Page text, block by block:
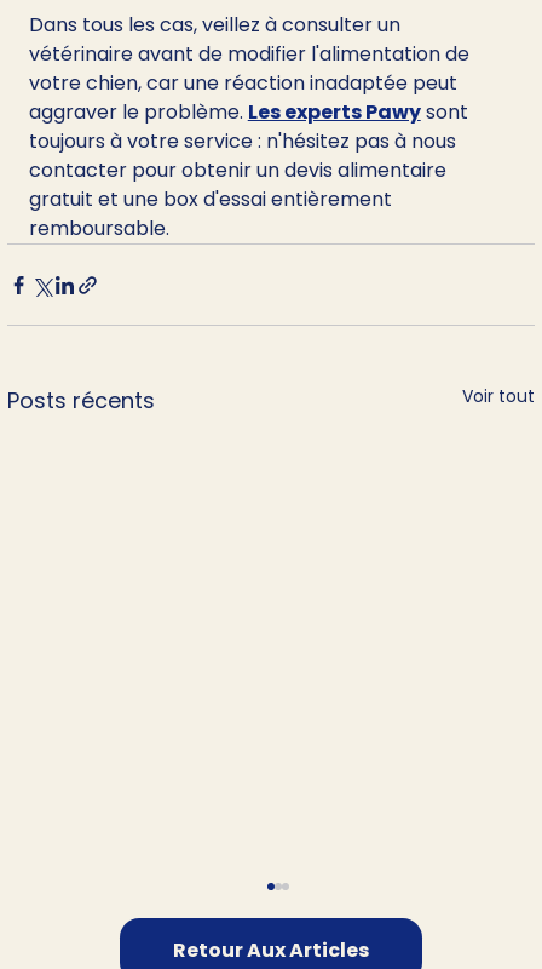
Dans tous les cas, veillez à consulter un
vétérinaire avant de modifier l'alimentation de
votre chien, car une réaction inadaptée peut
aggraver le problème. Les experts Pawy sont
toujours à votre service : n'hésitez pas à nous
contacter pour obtenir un devis alimentaire
gratuit et une box d'essai entièrement
remboursable.
Posts récents Voir tout
Retour Aux Articles